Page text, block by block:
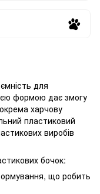
для
формою дає змогу
харчову
пластиковий
виробів
бочок:
що робить